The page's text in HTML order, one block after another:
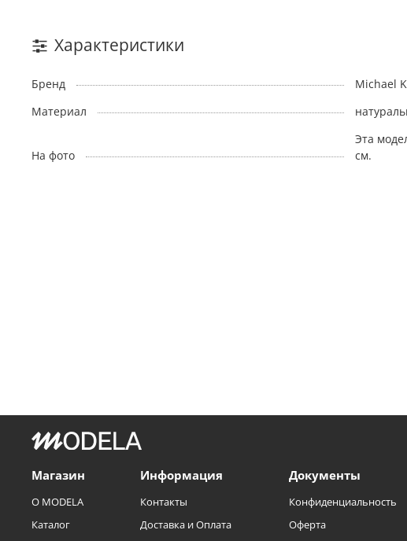
Характеристики
Бренд Michael
Материал
На фото
Эта
см.
Магазин
О MODELA
Каталог
Информация
Контакты
Доставка и Оплата
Документы
Конфиденциальность
Оферта